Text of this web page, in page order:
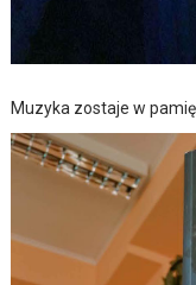
Muzyka zostaje w